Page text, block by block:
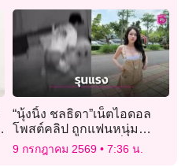
“นุ้งนิ้ง ชลธิดา”เน็ตไอดอล
โพสต์คลิป ถูกแฟนหนุ่ม
ทำร้ายในห้องนอน ลั่นขอ
ถอยออกมาไม่กลับไปอีก
9 กรกฎาคม 2569 7:36 น.